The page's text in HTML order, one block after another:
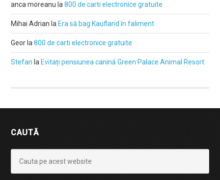
anca moreanu la800 de carti electronice gratuite
Mihai Adrian la Era să bag Kaufland în faliment
Geor la800 de carti electronice gratuite
Stefan la Evitați pensiunea canină Green Palace Animal Resort
CAUTĂ